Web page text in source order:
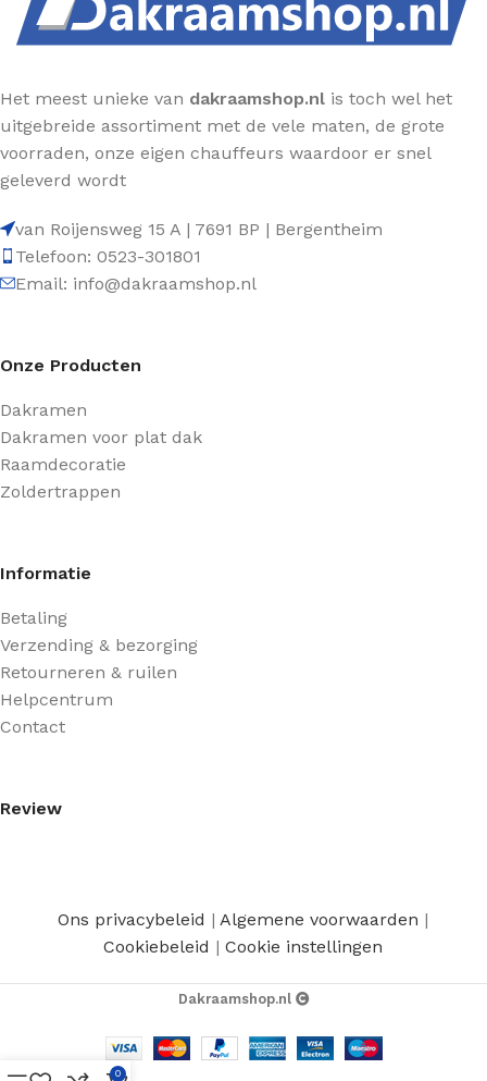
Het meest unieke van dakraamshop.nl is toch wel het
uitgebreide assortiment met de vele maten, de grote
voorraden, onze eigen chauffeurs waardoor er snel
geleverd wordt
van Roijensweg 15 A | 7691 BP | Bergentheim
Telefoon: 0523-301801
Email: info@dakraamshop.nl
Onze Producten
Dakramen
Dakramen voor plat dak
Raamdecoratie
Zoldertrappen
Informatie
Betaling
Verzending & bezorging
Retourneren & ruilen
Helpcentrum
Contact
Review
Ons privacybeleid | Algemene voorwaarden |
Cookiebeleid |Cookie instellingen
Dakraamshop.nl
0